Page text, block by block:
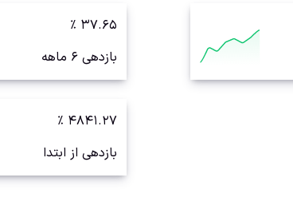
۳۷.۶۵ ٪
بازدهی ۶ ماهه
۴۸۴۱.۲۷ ٪
بازدهی از ابتدا